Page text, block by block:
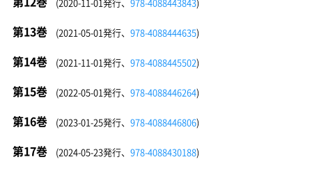
第13巻 (2021-05-01発行、 978-4088444635)
第14巻 (2021-11-01発行、 978-4088445502)
第15巻 (2022-05-01発行、 978-4088446264)
第16巻 (2023-01-25発行、 978-4088446806)
第17巻 (2024-05-23発行、 978-4088430188)